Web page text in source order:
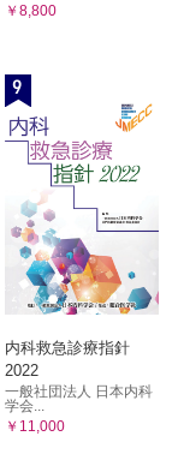
￥8,800
9
内科救急診療指針
2022
一般社団法人 日本内科
学会...
￥11,000